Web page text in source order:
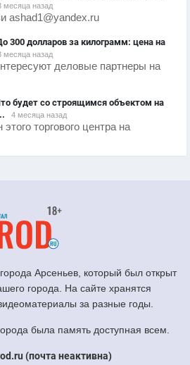
месяца назад
ashad1@yandex.ru
300 долларов за килограмм: цена на
месяца назад
деловые партнеры на
будет со строящимся объектом на
4 месяца назад
торгового центра на
Арсеньев, который был открыт
города. На сайте хранятся
за разные годы.
была память доступная всем.
(почта неактивна)